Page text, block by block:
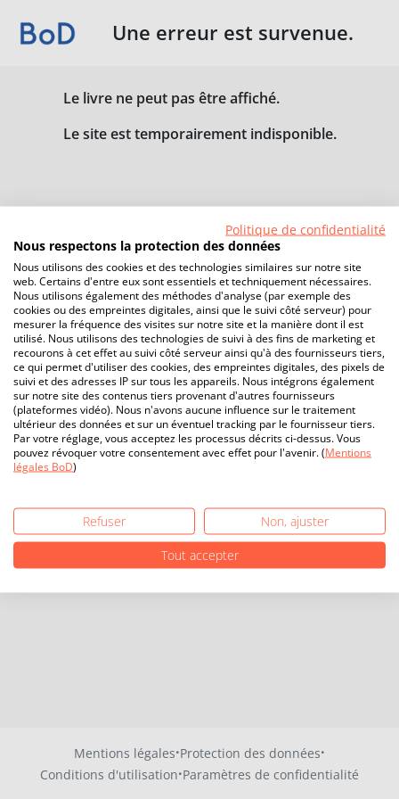
Une erreur est survenue.
Le livre ne peut pas être affiché.
Le site est temporairement indisponible.
Mentions légales·Protection des données·
Conditions d'utilisation·Paramètres de confidentialité
Politique de confidentialité
Nous respectons la protection des données
Nous utilisons des cookies et des technologies similaires sur notre site
web. Certains d'entre eux sont essentiels et techniquement nécessaires.
Nous utilisons également des méthodes d'analyse (par exemple des
cookies ou des empreintes digitales, ainsi que le suivi côté serveur) pour
mesurer la fréquence des visites sur notre site et la manière dont il est
utilisé. Nous utilisons des technologies de suivi à des fins de marketing et
recourons à cet effet au suivi côté serveur ainsi qu'à des fournisseurs tiers,
ce qui permet d'utiliser des cookies, des empreintes digitales, des pixels de
suivi et des adresses IP sur tous les appareils. Nous intégrons également
sur notre site des contenus tiers provenant d'autres fournisseurs
(plateformes vidéo). Nous n'avons aucune influence sur le traitement
ultérieur des données et sur un éventuel tracking par le fournisseur tiers.
Par votre réglage, vous acceptez les processus décrits ci-dessus. Vous
pouvez révoquer votre consentement avec effet pour l'avenir. (Mentions
légales BoD)
Refuser
Non, ajuster
Tout accepter